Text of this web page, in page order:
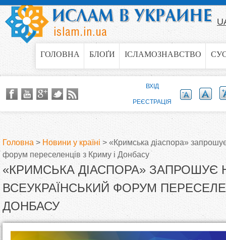
Jump to navigation
ГОЛОВНА БЛОҐИ ІСЛАМОЗНАВСТВО
В
и
є
Головна > Новини у країні > «Кримська діаспора»
форум переселенців з Криму і Донбасу
«КРИМСЬКА ДІАСПОРА» ЗАПРОШУЄ
ВСЕУКРАЇНСЬКИЙ ФОРУМ
ДОНБАСУ
ВХІД
РЕЄСТРАЦІЯ